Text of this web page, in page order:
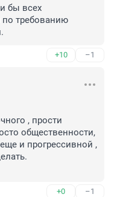
бы всех
требованию
+10 –1
, прости
общественности,
и прогрессивной ,
+0 –1